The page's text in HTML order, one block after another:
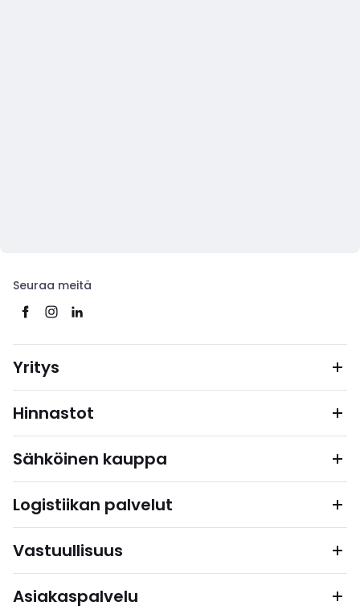
Seuraa meitä
Yritys
Hinnastot
Sähköinen kauppa
Logistiikan palvelut
Vastuullisuus
Asiakaspalvelu